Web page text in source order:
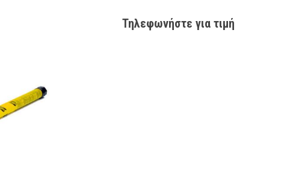
Τηλεφωνήστε για τιμή